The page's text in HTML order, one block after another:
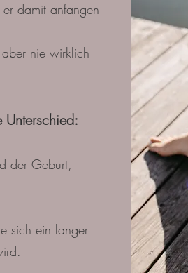
damit anfangen
nie wirklich
der Geburt,
sich ein langer